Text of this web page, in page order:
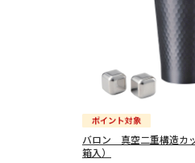
バロン 真空二重構造カ
箱入）